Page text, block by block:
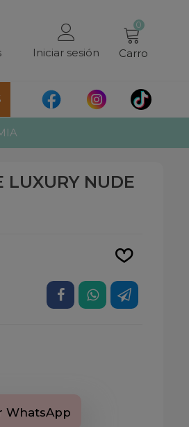
Iniciar sesión
0
Carro
NUDE
WhatsApp